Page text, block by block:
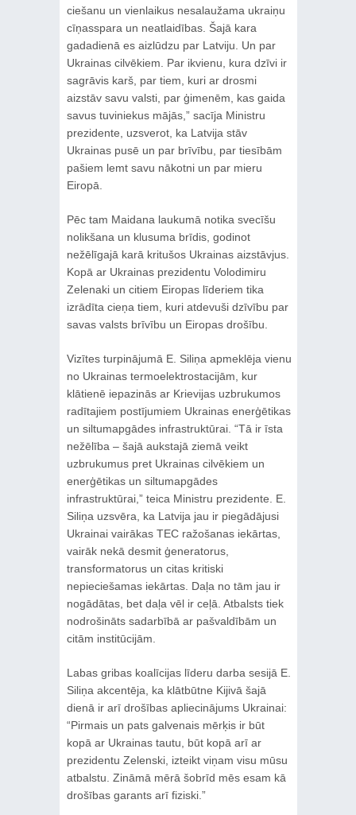
ciešanu un vienlaikus nesalaužama ukraiņu
cīņasspara un neatlaidības. Šajā kara
gadadienā es aizlūdzu par Latviju. Un par
Ukrainas cilvēkiem. Par ikvienu, kura dzīvi ir
sagrāvis karš, par tiem, kuri ar drosmi
aizstāv savu valsti, par ģimenēm, kas gaida
savus tuviniekus mājās,” sacīja Ministru
prezidente, uzsverot, ka Latvija stāv
Ukrainas pusē un par brīvību, par tiesībām
pašiem lemt savu nākotni un par mieru
Eiropā.
Pēc tam Maidana laukumā notika svecīšu
nolikšana un klusuma brīdis, godinot
nežēlīgajā karā kritušos Ukrainas aizstāvjus.
Kopā ar Ukrainas prezidentu Volodimiru
Zelenaki un citiem Eiropas līderiem tika
izrādīta cieņa tiem, kuri atdevuši dzīvību par
savas valsts brīvību un Eiropas drošību.
Vizītes turpinājumā E. Siliņa apmeklēja vienu
no Ukrainas termoelektrostacijām, kur
klātienē iepazinās ar Krievijas uzbrukumos
radītajiem postījumiem Ukrainas enerģētikas
un siltumapgādes infrastruktūrai. “Tā ir īsta
nežēlība – šajā aukstajā ziemā veikt
uzbrukumus pret Ukrainas cilvēkiem un
enerģētikas un siltumapgādes
infrastruktūrai,” teica Ministru prezidente. E.
Siliņa uzsvēra, ka Latvija jau ir piegādājusi
Ukrainai vairākas TEC ražošanas iekārtas,
vairāk nekā desmit ģeneratorus,
transformatorus un citas kritiski
nepieciešamas iekārtas. Daļa no tām jau ir
nogādātas, bet daļa vēl ir ceļā. Atbalsts tiek
nodrošināts sadarbībā ar pašvaldībām un
citām institūcijām.
Labas gribas koalīcijas līderu darba sesijā E.
Siliņa akcentēja, ka klātbūtne Kijivā šajā
dienā ir arī drošības apliecinājums Ukrainai:
“Pirmais un pats galvenais mērķis ir būt
kopā ar Ukrainas tautu, būt kopā arī ar
prezidentu Zelenski, izteikt viņam visu mūsu
atbalstu. Zināmā mērā šobrīd mēs esam kā
drošības garants arī fiziski.”